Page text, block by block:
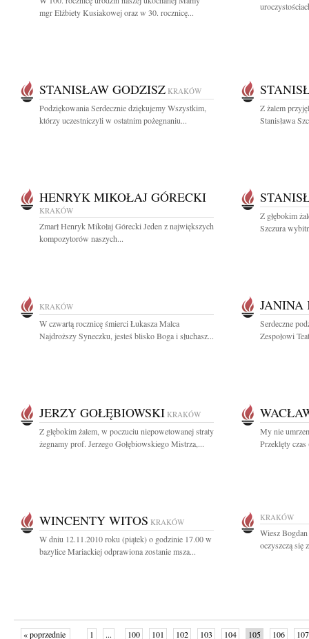
mgr Elżbiety Kusiakowej oraz w 30. rocznicę...
STANISŁAW GODZISZ KRAKÓW
Podziękowania Serdecznie dziękujemy Wszystkim,
którzy uczestniczyli w ostatnim pożegnaniu...
Z żalem
Stanisława
HENRYK MIKOŁAJ GÓRECKI
KRAKÓW
Zmarł Henryk Mikołaj Górecki Jeden z największych
kompozytorów naszych...
Z głębokim
Szczura
KRAKÓW
W czwartą rocznicę śmierci Łukasza Malca
Najdroższy Syneczku, jesteś blisko Boga i słuchasz...
JANINA
Serdeczne
Zespołowi
JERZY GOŁĘBIOWSKI KRAKÓW
Z głębokim żalem, w poczuciu niepowetowanej straty
żegnamy prof. Jerzego Gołębiowskiego Mistrza,...
My nie
Przeklęty
WINCENTY WITOS KRAKÓW
W dniu 12.11.2010 roku (piątek) o godzinie 17.00 w
bazylice Mariackiej odprawiona zostanie msza...
KRAKÓW
Wiesz
oczyszczą się
« poprzednie 1 ... 100 101 102 103 104 105 106 107